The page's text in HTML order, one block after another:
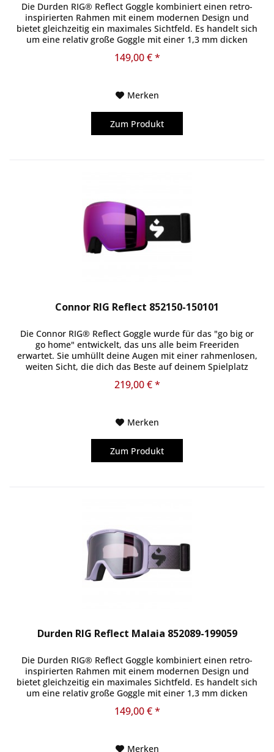
Die Durden RIG® Reflect Goggle kombiniert einen retro-
inspirierten Rahmen mit einem modernen Design und
bietet gleichzeitig ein maximales Sichtfeld. Es handelt sich
um eine relativ große Goggle mit einer 1,3 mm dicken
149,00 € *
Merken
Zum Produkt
Connor RIG Reflect 852150-150101
Die Connor RIG® Reflect Goggle wurde für das "go big or
go home" entwickelt, das uns alle beim Freeriden
erwartet. Sie umhüllt deine Augen mit einer rahmenlosen,
weiten Sicht, die dich das Beste auf deinem Spielplatz
219,00 € *
Merken
Zum Produkt
Durden RIG Reflect Malaia 852089-199059
Die Durden RIG® Reflect Goggle kombiniert einen retro-
inspirierten Rahmen mit einem modernen Design und
bietet gleichzeitig ein maximales Sichtfeld. Es handelt sich
um eine relativ große Goggle mit einer 1,3 mm dicken
149,00 € *
Merken